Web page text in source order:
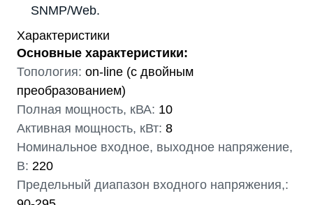
SNMP/Web.
Характеристики
Основные характеристики:
Топология: on-line (с двойным
преобразованием)
Полная мощность, кВА: 10
Активная мощность, кВт: 8
Номинальное входное, выходное напряжение,
В: 220
Предельный диапазон входного напряжения,: